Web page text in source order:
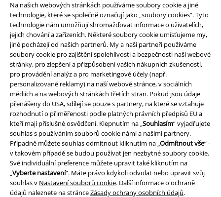
Na našich webových stránkách používáme soubory cookie a jiné
technologie, které se společně označují jako „soubory cookies“. Tyto
technologie nám umožňují shromažďovat informace o uživatelích,
jejich chování a zařízeních. Některé soubory cookie umísťujeme my,
jiné pocházejí od našich partnerů. My a naši partneři používáme
soubory cookie pro zajištění spolehlivosti a bezpečnosti naší webové
stránky, pro zlepšení a přizpůsobení vašich nákupních zkušeností,
pro provádění analýz a pro marketingové účely (např.
personalizované reklamy) na naší webové stránce, v sociálních
médiích a na webových stránkách třetích stran. Pokud jsou údaje
přenášeny do USA, sdílejí se pouze s partnery, na které se vztahuje
rozhodnutí o přiměřenosti podle platných právních předpisů EU a
kteří mají příslušné osvědčení. Klepnutím na „Souhlasím“ vyjadřujete
souhlas s používáním souborů cookie námi a našimi partnery.
Případně můžete souhlas odmítnout kliknutím na „Odmítnout vše“ -
v takovém případě se budou používat jen nezbytné soubory cookie.
Své individuální preference můžete upravit také kliknutím na
„Vyberte nastavení“. Máte právo kdykoli odvolat nebo upravit svůj
souhlas v Nastavení souborů cookie. Další informace o ochraně
údajů naleznete na stránceZásady ochrany osobních údajů.
Právní informace
Podmínky
Prohlášení
Ochrana osobních údajů
Likvidace odpadu a ochrana životního prostředí
Prohlášení o shodě
Informace o přístupnosti
Nastavení souborů cookie